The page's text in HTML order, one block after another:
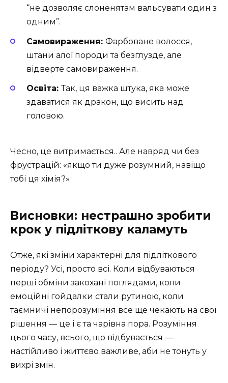
“не дозволяє слоненятам вальсувати один з
одним”.
Самовираження: Фарбоване волосся,
штани алої породи та безглузде, але
відверте самовираження.
Освіта:Так, ця важка штука, яка може
здаватися як дракон, що висить над
головою.
Чесно, це витримається.. Але навряд чи без
фрустрацій: «якщо ти дуже розумний, навіщо
тобі ця хімія?»
Висновки: нестрашно зробити
крок у підліткову каламуть
Отже, які зміни характерні для підліткового
періоду? Усі, просто всі. Коли відбуваються
перші обміни закохані поглядами, коли
емоційні гойдалки стали рутиною, коли
таємничі непорозуміння все ще чекають на свої
рішення — це і є та чарівна пора. Розуміння
цього часу, всього, що відбувається —
настійливо і життєво важливе, аби не тонуть у
вихрі змін.